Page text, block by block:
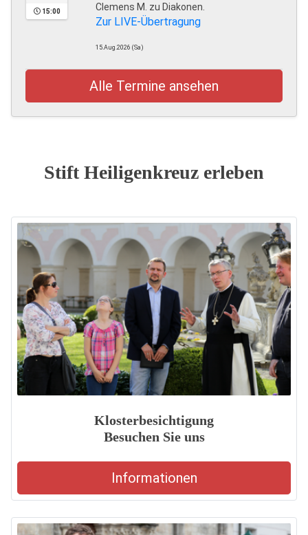
15:00
Clemens M. zu Diakonen.
Zur LIVE-Übertragung
15.Aug.2026 (Sa)
Alle Termine ansehen
Stift Heiligenkreuz erleben
Klosterbesichtigung
Besuchen Sie uns
Informationen